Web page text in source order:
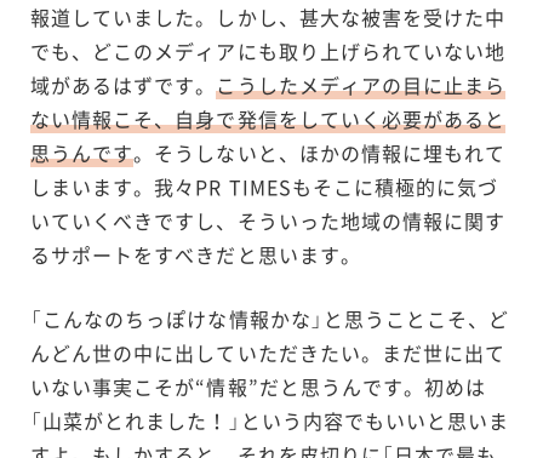
報道していました。しかし、甚大な被害を受けた中
でも、どこのメディアにも取り上げられていない地
域があるはずです。こうしたメディアの目に止まら
ない情報こそ、自身で発信をしていく必要があると
思うんです。そうしないと、ほかの情報に埋もれて
しまいます。我々PR TIMESもそこに積極的に気づ
いていくべきですし、そういった地域の情報に関す
るサポートをすべきだと思います。
「こんなのちっぽけな情報かな」と思うことこそ、ど
んどん世の中に出していただきたい。まだ世に出て
いない事実こそが“情報”だと思うんです。初めは
「山菜がとれました！」という内容でもいいと思いま